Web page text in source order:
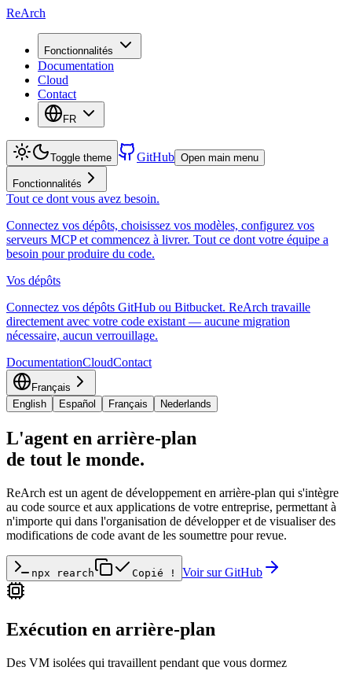
ReArch
Fonctionnalités
Documentation
Cloud
Contact
FR
Toggle theme GitHub Open main menu
Fonctionnalités
Tout ce dont vous avez besoin.
Connectez vos dépôts, choisissez vos modèles, configurez vos
serveurs MCP et commencez à livrer. Tout ce dont votre équipe a
besoin pour produire du code.
Vos dépôts
Connectez vos dépôts GitHub ou Bitbucket. ReArch travaille
directement avec votre code existant — aucune migration
nécessaire, aucun verrouillage.
DocumentationCloudContact
Français
English
Español Français Nederlands
L'agent en arrière-plan
de tout le monde.
ReArch est un agent de développement en arrière-plan qui s'intègre
au code source et aux applications de votre entreprise, permettant à
n'importe qui dans l'organisation de développer et de visualiser des
modifications de code avant de les soumettre pour revue.
npx rearch Copié ! Voir sur GitHub
Exécution en arrière-plan
Des VM isolées qui travaillent pendant que vous dormez